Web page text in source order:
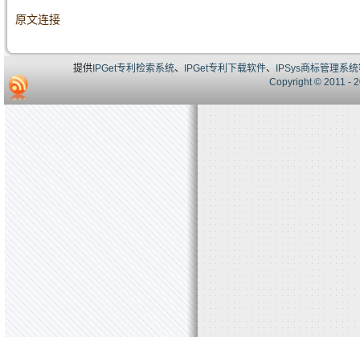
原文连接
提供IPGet专利检索系统、 IPGet专利下载软件、 IPSys商标管理系统
Copyright © 2011 -